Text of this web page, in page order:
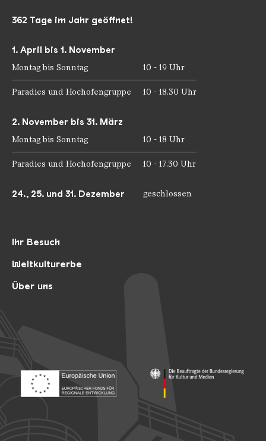
Ihr Besuch
Weltkulturerbe
Über uns
362 Tage im Jahr geöffnet!
1. April bis 1. November
Montag bis Sonntag 10 - 19 Uhr
Paradies und Hochofengruppe 10 - 18.30 Uhr
2. November bis 31. März
Montag bis Sonntag 10 - 18 Uhr
Paradies und Hochofengruppe 10 - 17.30 Uhr
24., 25. und 31. Dezember geschlossen